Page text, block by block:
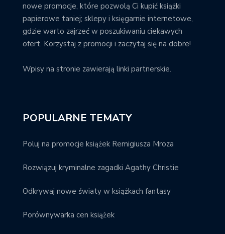
nowe promocje, które pozwolą Ci kupić książki
papierowe taniej; sklepy i księgarnie internetowe,
gdzie warto zajrzeć w poszukiwaniu ciekawych
ofert. Korzystaj z promocji i zaczytaj się na dobre!
Wpisy na stronie zawierają linki partnerskie.
POPULARNE TEMATY
Poluj na promocje książek Remigiusza Mroza
Rozwiązuj kryminalne zagadki Agathy Christie
Odkrywaj nowe światy w książkach fantasy
Porównywarka cen książek